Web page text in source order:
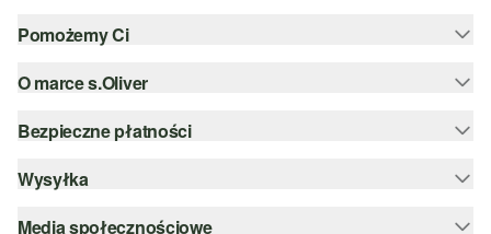
Pomożemy Ci
Pomoc i FAQ
Porady dotyczące rozmiarów
Kategorie
O marce s.Oliver
Newsletter
s.Oliver Group
Bezpieczne płatności
PayPal
Klarna
Wysyłka
DHL PL
Media społecznościowe